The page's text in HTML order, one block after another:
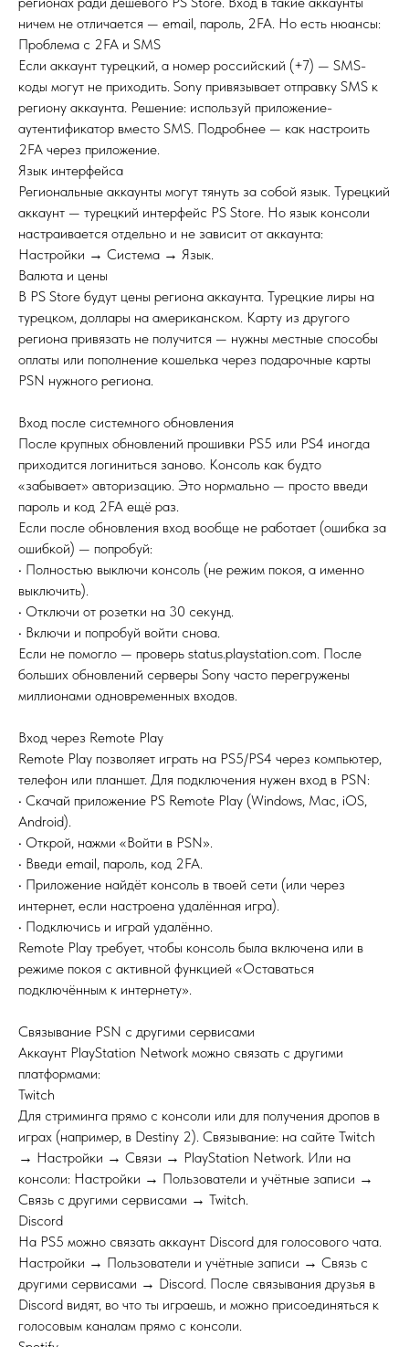
ничем не отличается — email, пароль, 2FA. Но есть нюансы:
Проблема с 2FA и SMS
Если аккаунт турецкий, а номер российский (+7) — SMS-
коды могут не приходить. Sony привязывает отправку SMS к
региону аккаунта. Решение: используй приложение-
аутентификатор вместо SMS. Подробнее — как настроить
2FA через приложение.
Язык интерфейса
Региональные аккаунты могут тянуть за собой язык. Турецкий
аккаунт — турецкий интерфейс PS Store. Но язык консоли
настраивается отдельно и не зависит от аккаунта:
Настройки → Система → Язык.
Валюта и цены
В PS Store будут цены региона аккаунта. Турецкие лиры на
турецком, доллары на американском. Карту из другого
региона привязать не получится — нужны местные способы
оплаты или пополнение кошелька через подарочные карты
PSN нужного региона.
Вход после системного обновления
После крупных обновлений прошивки PS5 или PS4 иногда
приходится логиниться заново. Консоль как будто
«забывает» авторизацию. Это нормально — просто введи
пароль и код 2FA ещё раз.
Если после обновления вход вообще не работает (ошибка за
ошибкой) — попробуй:
• Полностью выключи консоль (не режим покоя, а именно
выключить).
• Отключи от розетки на 30 секунд.
• Включи и попробуй войти снова.
Если не помогло — проверь status.playstation.com. После
больших обновлений серверы Sony часто перегружены
миллионами одновременных входов.
Вход через Remote Play
Remote Play позволяет играть на PS5/PS4 через компьютер,
телефон или планшет. Для подключения нужен вход в PSN:
• Скачай приложение PS Remote Play (Windows, Mac, iOS,
Android).
• Открой, нажми «Войти в PSN».
• Введи email, пароль, код 2FA.
• Приложение найдёт консоль в твоей сети (или через
интернет, если настроена удалённая игра).
• Подключись и играй удалённо.
Remote Play требует, чтобы консоль была включена или в
режиме покоя с активной функцией «Оставаться
подключённым к интернету».
Связывание PSN с другими сервисами
Аккаунт PlayStation Network можно связать с другими
платформами:
Twitch
Для стриминга прямо с консоли или для получения дропов в
играх (например, в Destiny 2). Связывание: на сайте Twitch
→ Настройки → Связи → PlayStation Network. Или на
консоли: Настройки → Пользователи и учётные записи →
Связь с другими сервисами → Twitch.
Discord
На PS5 можно связать аккаунт Discord для голосового чата.
Настройки → Пользователи и учётные записи → Связь с
другими сервисами → Discord. После связывания друзья в
Discord видят, во что ты играешь, и можно присоединяться к
голосовым каналам прямо с консоли.